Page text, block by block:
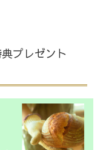
プレゼント